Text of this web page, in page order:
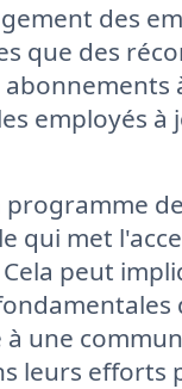
des
que des
employés à
programme
qui met
peut
une
leurs efforts